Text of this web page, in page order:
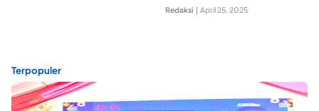
Redaksi | April 25, 2025
Terpopuler